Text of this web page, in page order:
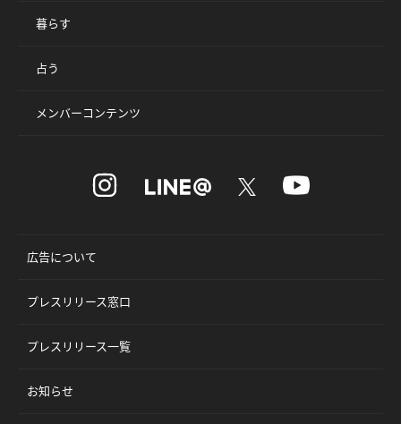
暮らす
占う
メンバーコンテンツ
広告について
プレスリリース窓口
プレスリリース一覧
お知らせ